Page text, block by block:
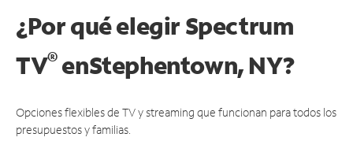
¿Por qué elegir Spectrum
TV®enStephentown, NY?
Opciones flexibles de TV y streaming que funcionan para todos los
presupuestos y familias.